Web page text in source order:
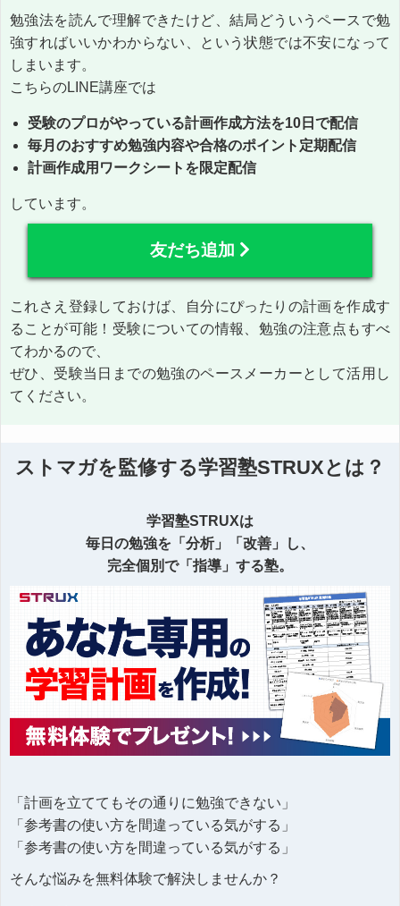
勉強法を読んで理解できたけど、結局どういうペースで勉
強すればいいかわからない、という状態では不安になって
しまいます。
こちらのLINE講座では
受験のプロがやっている計画作成方法を10日で配信
毎月のおすすめ勉強内容や合格のポイント定期配信
計画作成用ワークシートを限定配信
しています。
友だち追加
これさえ登録しておけば、自分にぴったりの計画を作成す
ることが可能！受験についての情報、勉強の注意点もすべ
てわかるので、
ぜひ、受験当日までの勉強のペースメーカーとして活用し
てください。
ストマガを監修する学習塾STRUXとは？
学習塾STRUXは
毎日の勉強を「分析」「改善」し、
完全個別で「指導」する塾。
「計画を立ててもその通りに勉強できない」
「参考書の使い方を間違っている気がする」
「参考書の使い方を間違っている気がする」
そんな悩みを無料体験で解決しませんか？